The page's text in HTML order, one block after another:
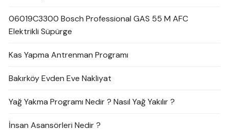
06019C3300 Bosch Professional GAS 55 M AFC
Elektrikli Süpürge
Kas Yapma Antrenman Programı
Bakırköy Evden Eve Nakliyat
Yağ Yakma Programı Nedir ? Nasıl Yağ Yakılır ?
İnsan Asansörleri Nedir ?